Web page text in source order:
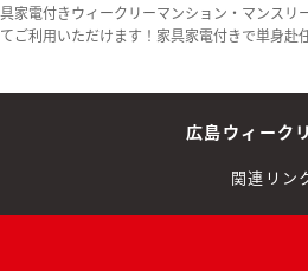
家電付きウィークリーマンション・マンス
ご利用いただけます！家具家電付きで単身赴
広島ウィーク
関連リン